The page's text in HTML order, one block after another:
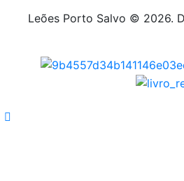
Leões Porto Salvo © 2026.